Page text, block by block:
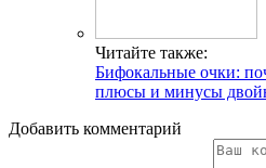
Читайте также:
Бифокальные очки:
плюсы и минусы
Добавить комментарий